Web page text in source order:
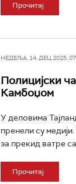
Прочитај
НЕДЕЉА, 14. ДЕЦ 2025,
Полицијски
Камбоџом
У деловима
пренели су
за прекид ватре
Прочитај